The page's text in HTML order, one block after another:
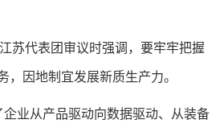
苏代表团审议时强调，要牢牢把握
，因地制宜发展新质生产力。
企业从产品驱动向数据驱动、从装备